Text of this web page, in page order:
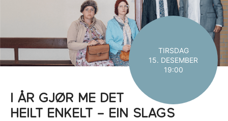
TIRSDAG
15. DESEMBER
19:00
I ÅR GJØR ME DET
HEILT ENKELT – EIN SLAGS